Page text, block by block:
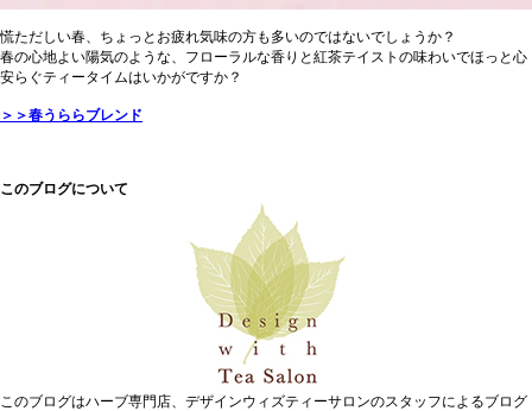
慌ただしい春、ちょっとお疲れ気味の方も多いのではないでしょうか？
春の心地よい陽気のような、フローラルな香りと紅茶テイストの味わいでほっと心
安らぐティータイムはいかがですか？
＞＞春うららブレンド
このブログについて
このブログはハーブ専門店、デザインウィズティーサロンのスタッフによるブログ